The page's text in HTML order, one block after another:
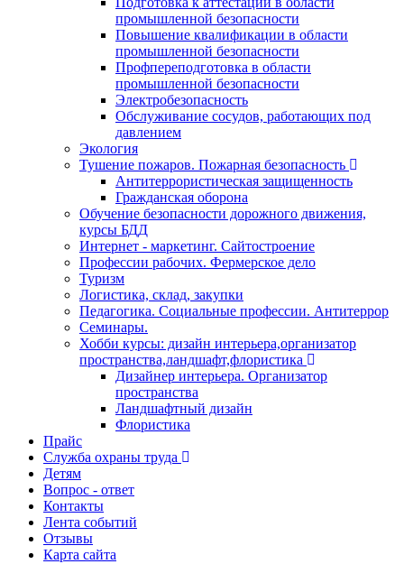
промышленной безопасности
Повышение квалификации в области
промышленной безопасности
Профпереподготовка в области
промышленной безопасности
Электробезопасность
Обслуживание сосудов, работающих под
давлением
Экология
Тушение пожаров. Пожарная безопасность
Антитеррористическая защищенность
Гражданская оборона
Обучение безопасности дорожного движения,
курсы БДД
Интернет - маркетинг. Сайтостроение
Профессии рабочих. Фермерское дело
Туризм
Логистика, склад, закупки
Педагогика. Социальные профессии. Антитеррор
Семинары.
Хобби курсы: дизайн интерьера,организатор
пространства,ландшафт,флористика
Дизайнер интерьера. Организатор
пространства
Ландшафтный дизайн
Флористика
Прайс
Служба охраны труда
Детям
Вопрос - ответ
Контакты
Лента событий
Отзывы
Карта сайта